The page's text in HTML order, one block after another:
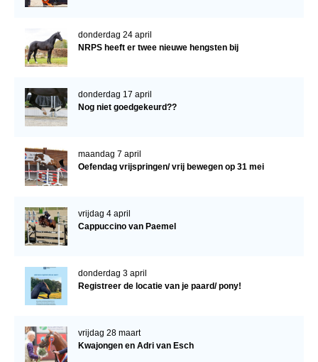
donderdag 24 april
NRPS heeft er twee nieuwe hengsten bij
donderdag 17 april
Nog niet goedgekeurd??
maandag 7 april
Oefendag vrijspringen/ vrij bewegen op 31 mei
vrijdag 4 april
Cappuccino van Paemel
donderdag 3 april
Registreer de locatie van je paard/ pony!
vrijdag 28 maart
Kwajongen en Adri van Esch